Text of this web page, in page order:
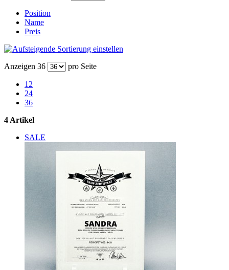
Position
Name
Preis
Anzeigen 36 pro Seite
12
24
36
4 Artikel
SALE